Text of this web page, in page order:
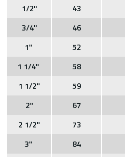
1/2" 43
3/4"
46
1"
52
1 1/4"
58
1 1/2"
59
2"
67
2 1/2"
73
3"
84